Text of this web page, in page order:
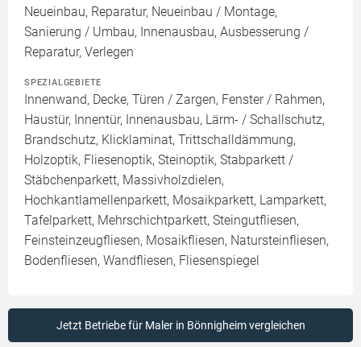
Neueinbau, Reparatur, Neueinbau / Montage,
Sanierung / Umbau, Innenausbau, Ausbesserung /
Reparatur, Verlegen
SPEZIALGEBIETE
Innenwand, Decke, Türen / Zargen, Fenster / Rahmen,
Haustür, Innentür, Innenausbau, Lärm- / Schallschutz,
Brandschutz, Klicklaminat, Trittschalldämmung,
Holzoptik, Fliesenoptik, Steinoptik, Stabparkett /
Stäbchenparkett, Massivholzdielen,
Hochkantlamellenparkett, Mosaikparkett, Lamparkett,
Tafelparkett, Mehrschichtparkett, Steingutfliesen,
Feinsteinzeugfliesen, Mosaikfliesen, Natursteinfliesen,
Bodenfliesen, Wandfliesen, Fliesenspiegel
Jetzt Betriebe für Maler in Bönnigheim vergleichen